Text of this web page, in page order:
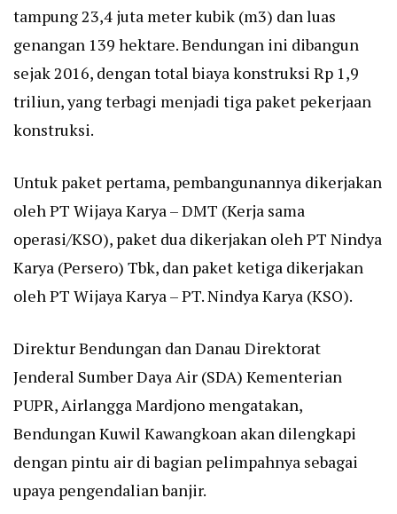
tampung 23,4 juta meter kubik (m3) dan luas
genangan 139 hektare. Bendungan ini dibangun
sejak 2016, dengan total biaya konstruksi Rp 1,9
triliun, yang terbagi menjadi tiga paket pekerjaan
konstruksi.
Untuk paket pertama, pembangunannya dikerjakan
oleh PT Wijaya Karya – DMT (Kerja sama
operasi/KSO), paket dua dikerjakan oleh PT Nindya
Karya (Persero) Tbk, dan paket ketiga dikerjakan
oleh PT Wijaya Karya – PT. Nindya Karya (KSO).
Direktur Bendungan dan Danau Direktorat
Jenderal Sumber Daya Air (SDA) Kementerian
PUPR, Airlangga Mardjono mengatakan,
Bendungan Kuwil Kawangkoan akan dilengkapi
dengan pintu air di bagian pelimpahnya sebagai
upaya pengendalian banjir.